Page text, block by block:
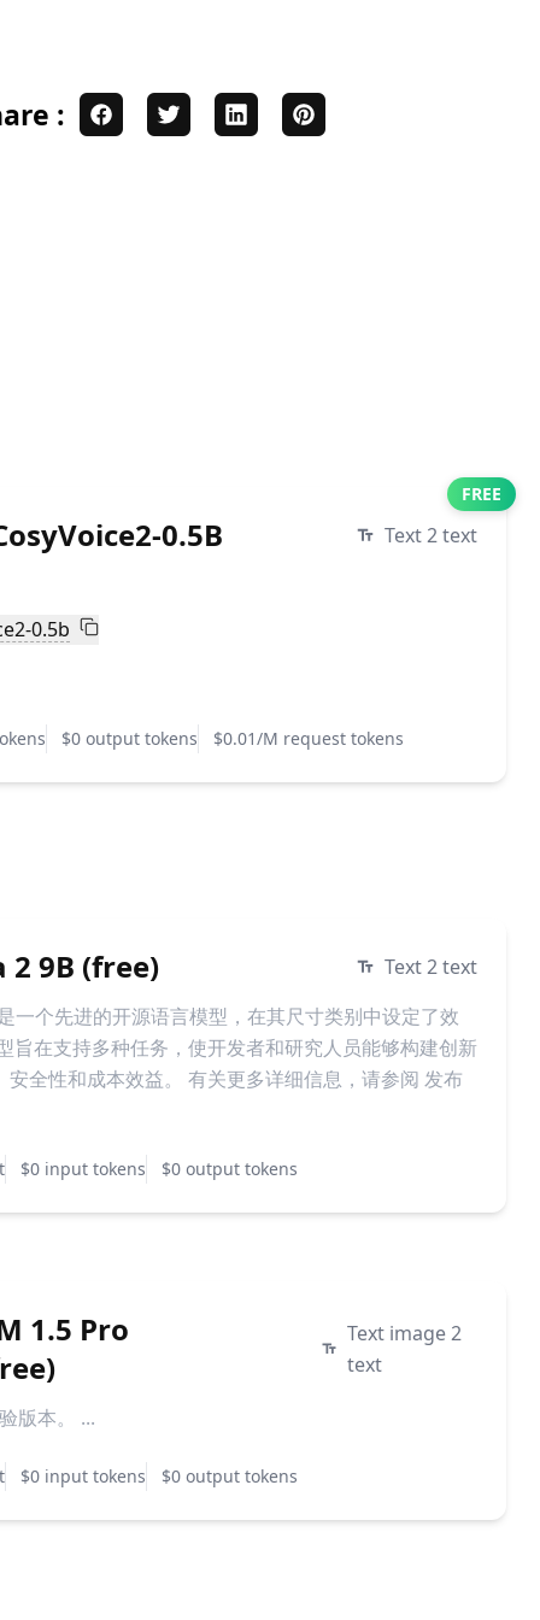
:
FREE
0.5B Text 2 text
0.5b
$0 output tokens $0.01/M request tokens
2 9B (free)
Text 2 text
一个先进的开源语言模型，在其尺寸类别中设定了效
旨在支持多种任务，使开发者和研究人员能够构建创新
全性和成本效益。 有关更多详细信息，请参阅 发布
$0 input tokens $0 output tokens
1.5 Pro
Text image 2
text
版本。 ...
$0 input tokens $0 output tokens